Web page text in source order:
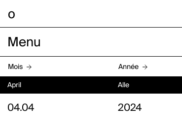
o
Menu
Mois Année
April Alle
04.04 2024